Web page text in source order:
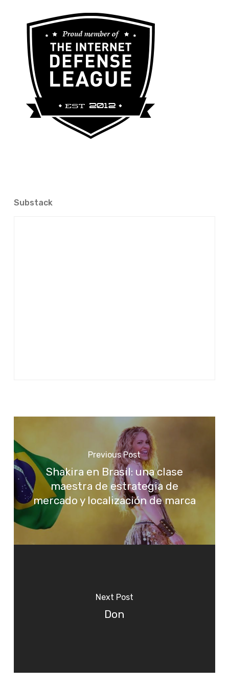
Substack
Previous Post
Shakira en Brasil: una clase
maestra de estrategia de
mercado y localización de marca
Next Post
Don